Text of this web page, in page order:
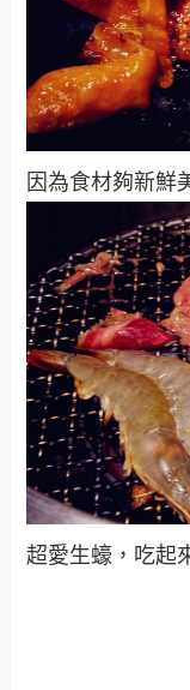
因為食材夠新鮮
超愛生蠔，吃起